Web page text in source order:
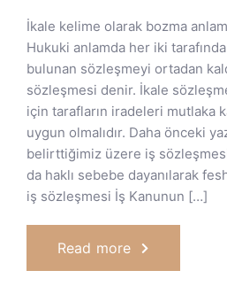
İkale kelime olarak bozma
Hukuki anlamda her iki
bulunan sözleşmeyi ortadan
sözleşmesi denir. İkale
için tarafların iradeleri mutlaka
uygun olmalıdır. Daha önceki
belirttiğimiz üzere iş
da haklı sebebe dayanılarak
iş sözleşmesi İş Kanunun […]
Read more